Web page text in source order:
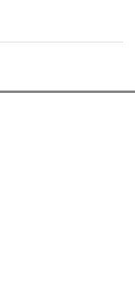
pak kvalitní a hluboký